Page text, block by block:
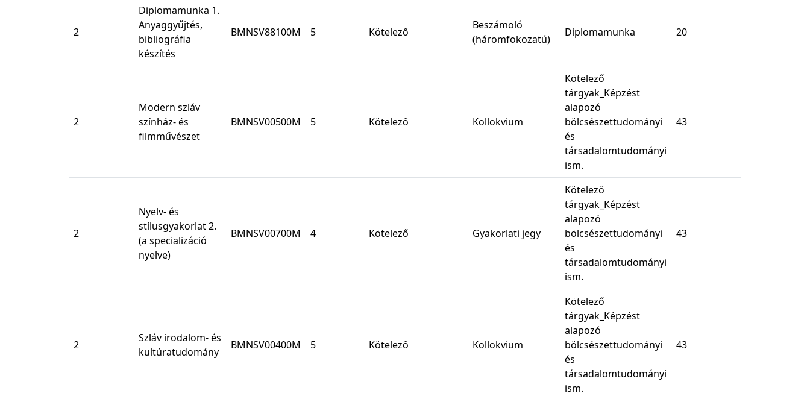
2
Diplomamunka 1.
Anyaggyűjtés,
bibliográfia
készítés
BMNSV88100M 5 Kötelező
Beszámoló
(háromfokozatú)
Diplomamunka 20
2
Modern szláv
színház- és
filmművészet
BMNSV00500M 5 Kötelező Kollokvium
Kötelező
tárgyak_Képzést
alapozó
bölcsészettudományi
és
társadalomtudományi
ism.
43
2
Nyelv- és
stílusgyakorlat 2.
(a specializáció
nyelve)
BMNSV00700M 4 Kötelező Gyakorlati jegy
Kötelező
tárgyak_Képzést
alapozó
bölcsészettudományi
és
társadalomtudományi
ism.
43
2
Szláv irodalom- és
kultúratudomány
BMNSV00400M 5 Kötelező Kollokvium
Kötelező
tárgyak_Képzést
alapozó
bölcsészettudományi
és
társadalomtudományi
ism.
43